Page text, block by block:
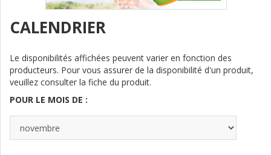
CALENDRIER
Le disponibilités affichées peuvent varier en fonction des
producteurs. Pour vous assurer de la disponibilité d'un produit,
veuillez consulter la fiche du produit.
POUR LE MOIS DE :